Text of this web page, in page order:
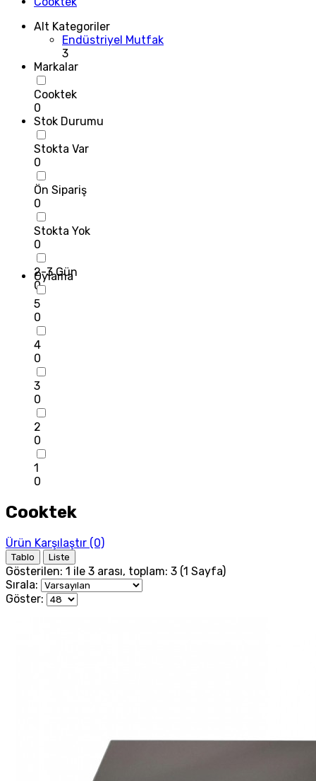
Alt Kategoriler
Endüstriyel Mutfak
3
Markalar
Cooktek
0
Stok Durumu
Stokta Var
0
Ön Sipariş
0
Stokta Yok
0
2-3 Gün
0
Oylama
5
0
4
0
3
0
2
0
1
0
Cooktek
Ürün Karşılaştır (0)
Tablo Liste
Gösterilen: 1 ile 3 arası, toplam: 3 (1 Sayfa)
Sırala:
Göster: